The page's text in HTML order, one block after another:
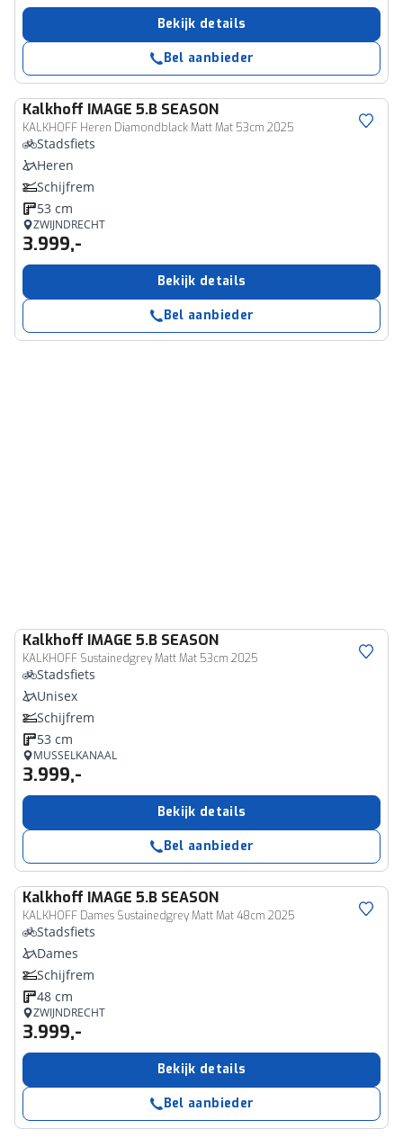
Bekijk details
Bel aanbieder
Kalkhoff IMAGE 5.B SEASON
KALKHOFF Heren Diamondblack Matt Mat 53cm 2025
Stadsfiets
Heren
Schijfrem
53 cm
ZWIJNDRECHT
3.999,-
Bekijk details
Bel aanbieder
Kalkhoff IMAGE 5.B SEASON
KALKHOFF Sustainedgrey Matt Mat 53cm 2025
Stadsfiets
Unisex
Schijfrem
53 cm
MUSSELKANAAL
3.999,-
Bekijk details
Bel aanbieder
Kalkhoff IMAGE 5.B SEASON
KALKHOFF Dames Sustainedgrey Matt Mat 48cm 2025
Stadsfiets
Dames
Schijfrem
48 cm
ZWIJNDRECHT
3.999,-
Bekijk details
Bel aanbieder